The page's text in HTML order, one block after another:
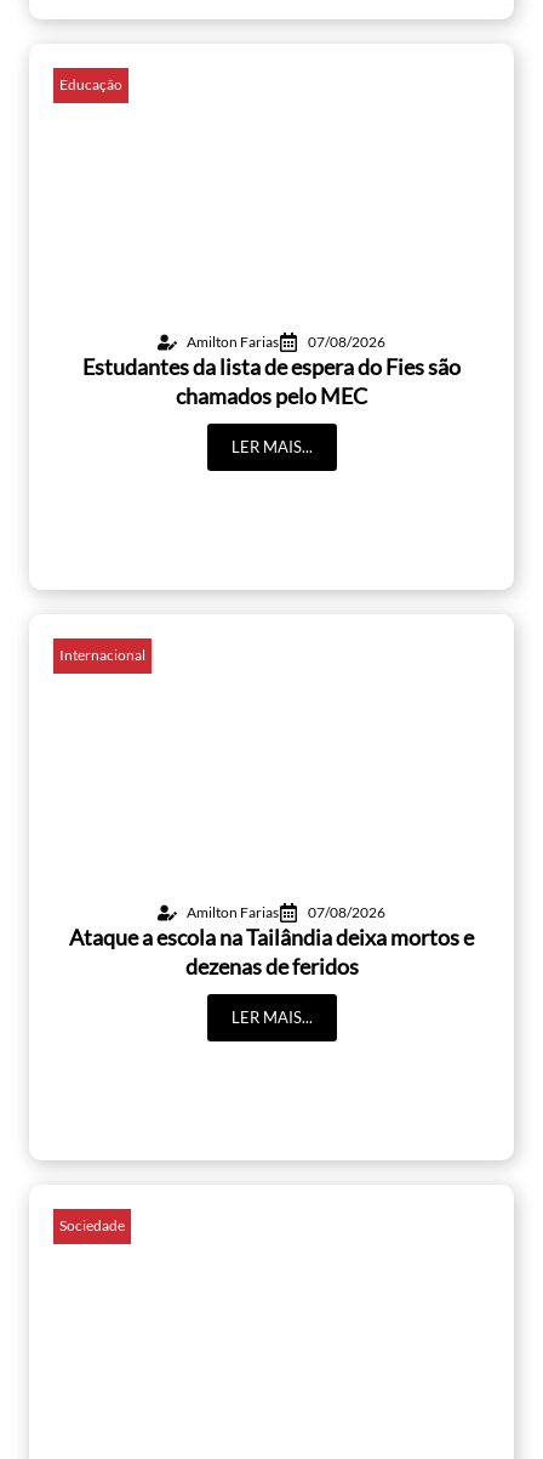
Educação
Amilton Farias 07/08/2026
Estudantes da lista de espera do Fies são
chamados pelo MEC
LER MAIS...
Internacional
Amilton Farias 07/08/2026
Ataque a escola na Tailândia deixa mortos e
dezenas de feridos
LER MAIS...
Sociedade